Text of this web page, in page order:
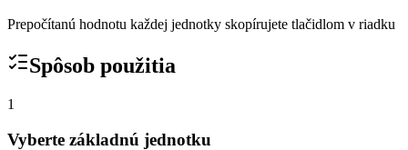
Prepočítanú hodnotu každej jednotky skopírujete tlačidlom v riadku
Spôsob použitia
1
Vyberte základnú jednotku